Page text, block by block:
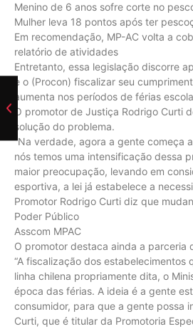
Menino de 6 anos sofre corte no
Mulher leva 18 pontos após ter
Em recomendação, MP-AC volta a
relatório de atividades
Entretanto, essa legislação discorre
e o (Procon) fiscalizar seu
aumenta nos períodos de férias
O promotor de Justiça Rodrigo Curti
solução do problema.
“Na verdade, agora a gente começa
nós temos uma intensificação dessa
maior preocupação, levando em
esportiva, a lei já estabelece a
Promotor Rodrigo Curti diz que
Poder Público
Asscom MPAC
O promotor destaca ainda a parceria
“A fiscalização dos
linha chilena propriamente dita, o
época das férias. A ideia é a gente
consumidor, para que a gente possa
Curti, que é titular da Promotoria